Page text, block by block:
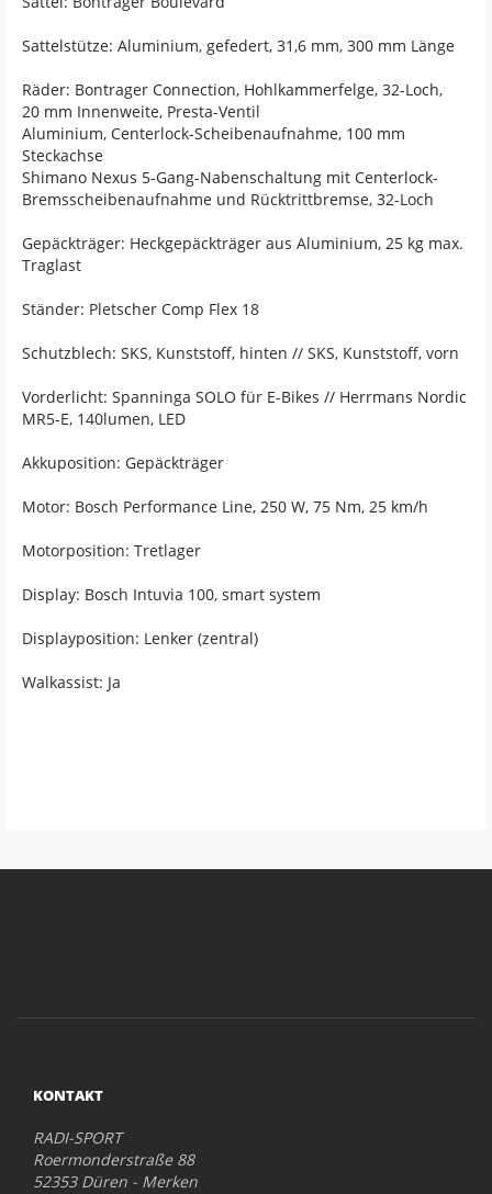
Sattelstütze: Aluminium, gefedert, 31,6 mm, 300 mm Länge
Räder: Bontrager Connection, Hohlkammerfelge, 32-Loch,
20 mm Innenweite, Presta-Ventil
Aluminium, Centerlock-Scheibenaufnahme, 100 mm
Steckachse
Shimano Nexus 5-Gang-Nabenschaltung mit Centerlock-
Bremsscheibenaufnahme und Rücktrittbremse, 32-Loch
Gepäckträger: Heckgepäckträger aus Aluminium, 25 kg max.
Traglast
Ständer: Pletscher Comp Flex 18
Schutzblech: SKS, Kunststoff, hinten // SKS, Kunststoff, vorn
Vorderlicht: Spanninga SOLO für E-Bikes // Herrmans Nordic
MR5-E, 140lumen, LED
Akkuposition: Gepäckträger
Motor: Bosch Performance Line, 250 W, 75 Nm, 25 km/h
Motorposition: Tretlager
Display: Bosch Intuvia 100, smart system
Displayposition: Lenker (zentral)
Walkassist: Ja
KONTAKT
RADI-SPORT
Roermonderstraße 88
52353 Düren - Merken